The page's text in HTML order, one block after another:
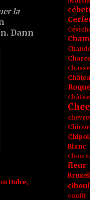
la
Dann
Dulce,
Blanc
Chou
fleur
confit